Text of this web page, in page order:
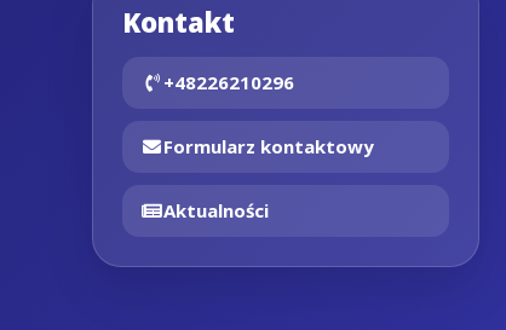
Kontakt
+48226210296
Formularz kontaktowy
Aktualności